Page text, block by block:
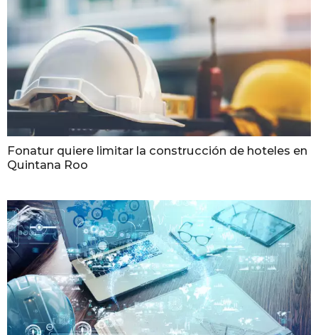
Fonatur quiere limitar la construcción de hoteles en
Quintana Roo